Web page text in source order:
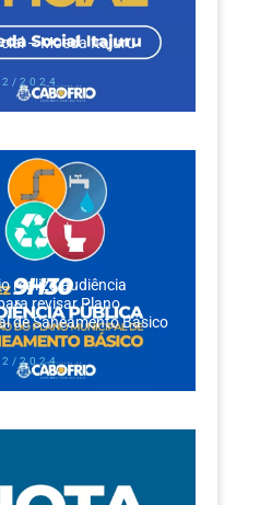
– Moeda Itajuru
2024
realiza audiência
revisar Plano
de Saneamento Básico
2024